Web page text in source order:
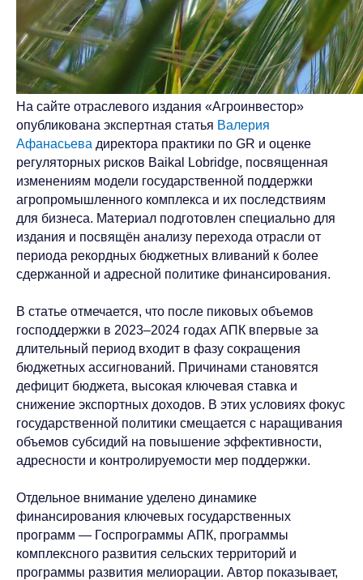
На сайте отраслевого издания «Агроинвестор»
опубликована экспертная статья Валерия
Афанасьева директора практики по GR и оценке
регуляторных рисков Baikal Lobridge, посвященная
изменениям модели государственной поддержки
агропромышленного комплекса и их последствиям
для бизнеса. Материал подготовлен специально для
издания и посвящён анализу перехода отрасли от
периода рекордных бюджетных вливаний к более
сдержанной и адресной политике финансирования.
В статье отмечается, что после пиковых объемов
господдержки в 2023–2024 годах АПК впервые за
длительный период входит в фазу сокращения
бюджетных ассигнований. Причинами становятся
дефицит бюджета, высокая ключевая ставка и
снижение экспортных доходов. В этих условиях фокус
государственной политики смещается с наращивания
объемов субсидий на повышение эффективности,
адресности и контролируемости мер поддержки.
Отдельное внимание уделено динамике
финансирования ключевых государственных
программ — Госпрограммы АПК, программы
комплексного развития сельских территорий и
программы развития мелиорации. Автор показывает,